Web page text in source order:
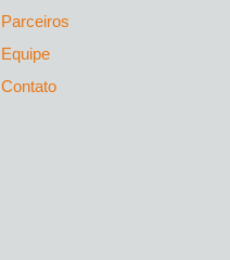
Parceiros
Equipe
Contato